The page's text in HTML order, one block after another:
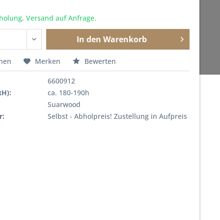
Versand auf Anfrage.
In den Warenkorb
Merken Bewerten
6600912
ca. 180-190h
Suarwood
Selbst - Abholpreis! Zustellung in Aufpreis